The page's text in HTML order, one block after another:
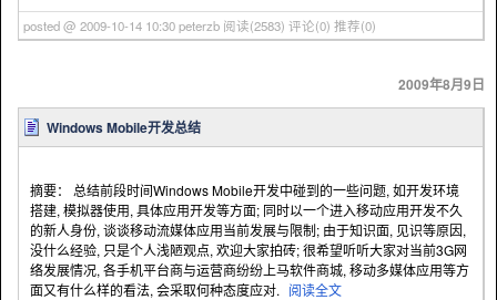
posted @ 2009-10-14 10:30 peterzb 阅读(2583) 评论(0) 推荐(0)
2009年8月9日
Windows Mobile开发总结
摘要： 总结前段时间Windows Mobile开发中碰到的一些问题, 如开发环境
搭建, 模拟器使用, 具体应用开发等方面; 同时以一个进入移动应用开发不久
的新人身份, 谈谈移动流媒体应用当前发展与限制; 由于知识面, 见识等原因,
没什么经验, 只是个人浅陋观点, 欢迎大家拍砖; 很希望听听大家对当前3G网
络发展情况, 各手机平台商与运营商纷纷上马软件商城, 移动多媒体应用等方
面又有什么样的看法, 会采取何种态度应对. 阅读全文